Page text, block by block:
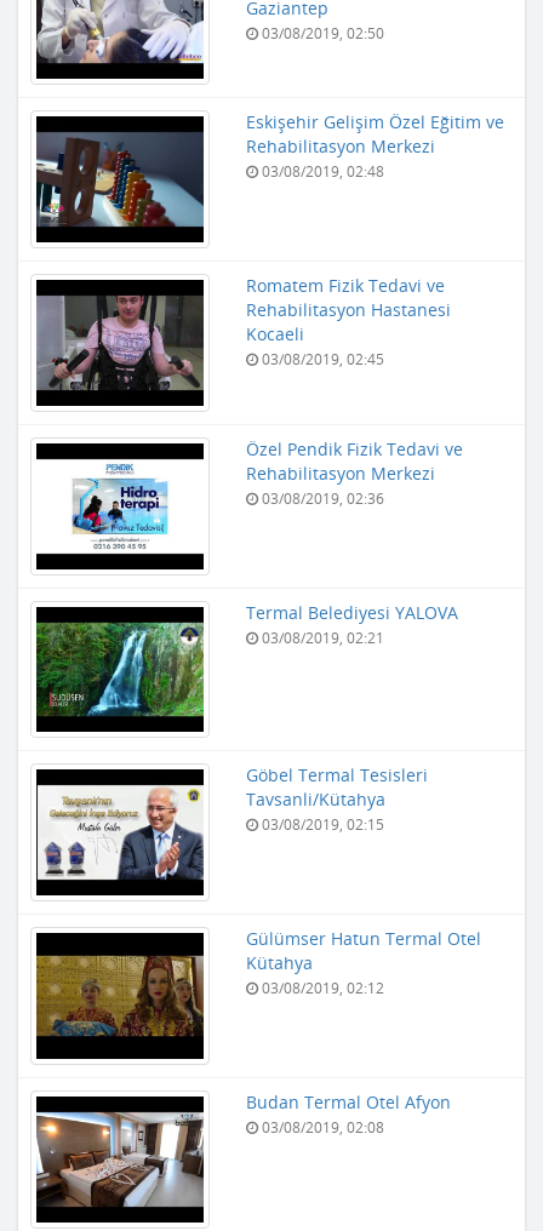
Gaziantep
03/08/2019, 02:50
Eskişehir Gelişim Özel Eğitim ve
Rehabilitasyon Merkezi
03/08/2019, 02:48
Romatem Fizik Tedavi ve
Rehabilitasyon Hastanesi
Kocaeli
03/08/2019, 02:45
Özel Pendik Fizik Tedavi ve
Rehabilitasyon Merkezi
03/08/2019, 02:36
Termal Belediyesi YALOVA
03/08/2019, 02:21
Göbel Termal Tesisleri
Tavsanli/Kütahya
03/08/2019, 02:15
Gülümser Hatun Termal Otel
Kütahya
03/08/2019, 02:12
Budan Termal Otel Afyon
03/08/2019, 02:08